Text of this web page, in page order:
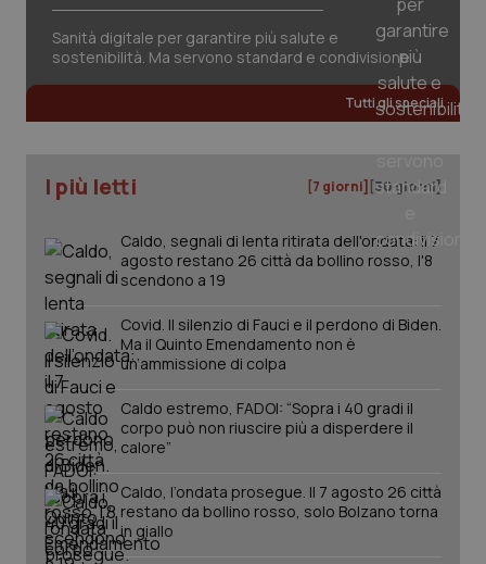
Sanità digitale per garantire più salute e
sostenibilità. Ma servono standard e condivisione
Tutti gli speciali
I più letti [7 giorni] [30 giorni]
Caldo, segnali di lenta ritirata dell'ondata: il 7
agosto restano 26 città da bollino rosso, l'8
scendono a 19
Covid. Il silenzio di Fauci e il perdono di Biden.
Ma il Quinto Emendamento non è
un’ammissione di colpa
Caldo estremo, FADOI: “Sopra i 40 gradi il
corpo può non riuscire più a disperdere il
calore”
Caldo, l’ondata prosegue. Il 7 agosto 26 città
restano da bollino rosso, solo Bolzano torna
in giallo
tracking-enable
tracking-sites-ironfish-
session-id
www.quotidianosanita.it
_ga
.quotidianosanita.it